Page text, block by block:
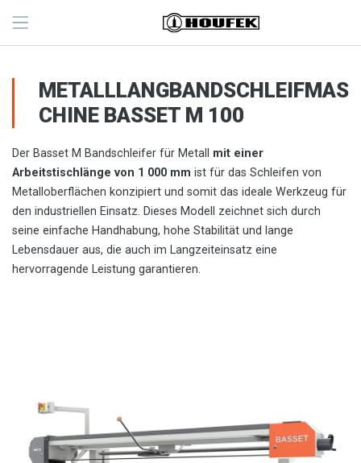
METALLLANGBANDSCHLEIFMAS
CHINE BASSET M 100
Der Basset M Bandschleifer für Metall mit einer
Arbeitstischlänge von 1 000 mm ist für das Schleifen von
Metalloberflächen konzipiert und somit das ideale Werkzeug für
den industriellen Einsatz. Dieses Modell zeichnet sich durch
seine einfache Handhabung, hohe Stabilität und lange
Lebensdauer aus, die auch im Langzeiteinsatz eine
hervorragende Leistung garantieren.